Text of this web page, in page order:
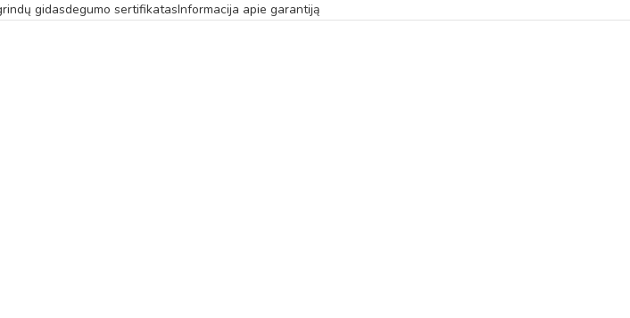
gidasdegumo sertifikatasInformacija apie garantiją